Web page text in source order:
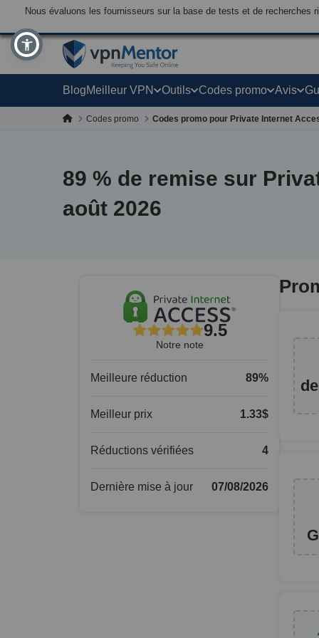
Nous évaluons les fournisseurs sur la base de tests et de
BlogMeilleur VPN Outils Codes promo Avis
Codes promo Codes promo pour Private Internet
89 % de remise sur
août 2026
9.5
Notre note
Meilleure réduction 89%
Meilleur prix 1.33$
Réductions vérifiées 4
Dernière mise à jour 07/08/2026